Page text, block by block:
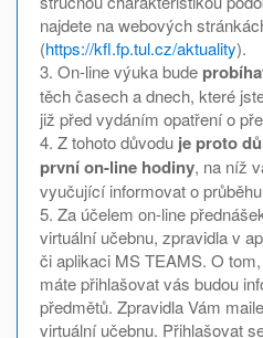
najdete na webových
(https://kfl.fp.tul.cz/aktuality).
3. On-line výuka bude
těch časech a dnech, které
již před vydáním opatření o
4. Z tohoto důvodu je proto
první on-line hodiny, na níž
vyučující informovat o
5. Za účelem on-line
virtuální učebnu, zpravidla v
či aplikaci MS TEAMS. O
máte přihlašovat vás budou
předmětů. Zpravidla Vám
virtuální učebnu. Přihlašovat